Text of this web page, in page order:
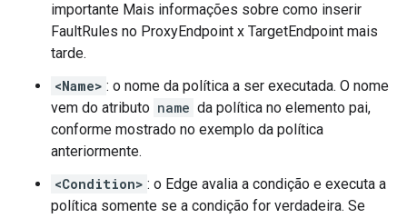
importante Mais informações sobre como inserir
FaultRules no ProxyEndpoint x TargetEndpoint mais
tarde.
<Name> : o nome da política a ser executada. O nome
vem do atributo name da política no elemento pai,
conforme mostrado no exemplo da política
anteriormente.
<Condition> : o Edge avalia a condição e executa a
política somente se a condição for verdadeira. Se